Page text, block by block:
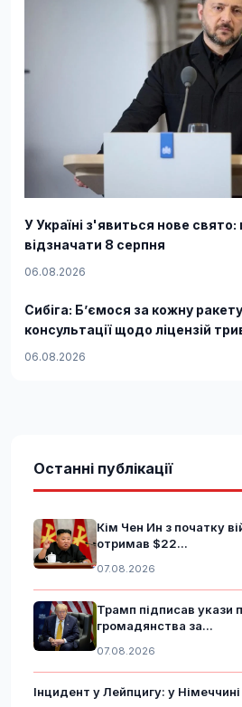
У Україні з'явиться нове
відзначати 8 серпня
06.08.2026
Сибіга: Б’ємося за кожну
консультації щодо ліцензій
06.08.2026
Останні публікації
Кім Чен Ин з початку
отримав $22...
07.08.2026
Трамп підписав укази
громадянства за...
07.08.2026
Інцидент у Лейпцигу: у